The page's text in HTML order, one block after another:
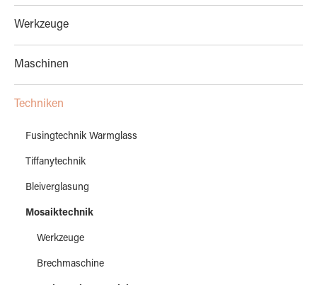
Werkzeuge
Maschinen
Techniken
Fusingtechnik Warmglass
Tiffanytechnik
Bleiverglasung
Mosaiktechnik
Werkzeuge
Brechmaschine